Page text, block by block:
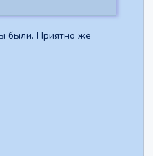
были. Приятно же